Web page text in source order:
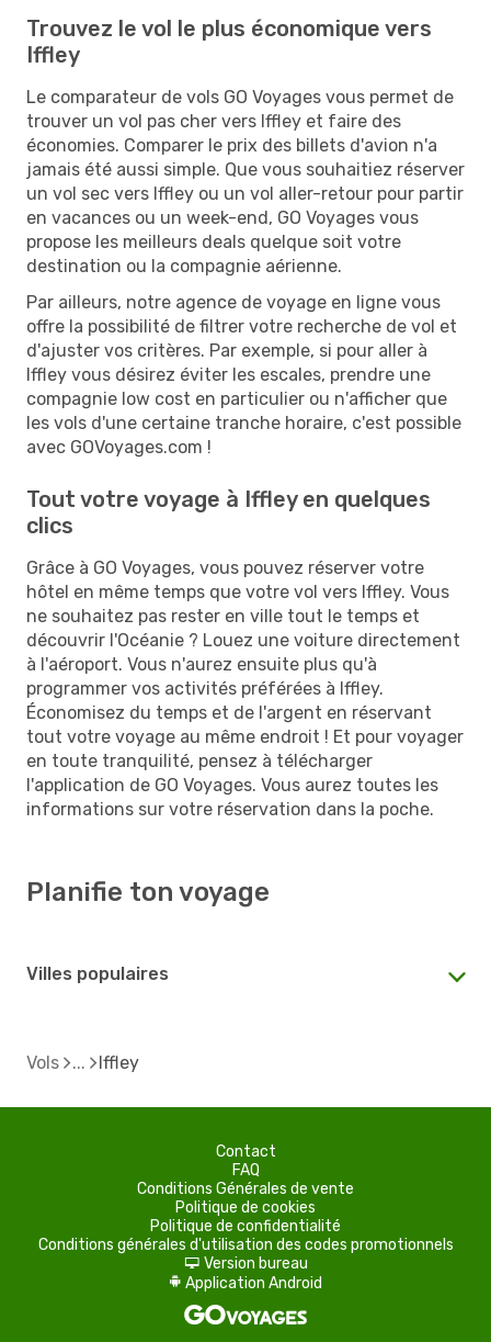
Trouvez le vol le plus économique vers
Iffley
Le comparateur de vols GO Voyages vous permet de
trouver un vol pas cher vers Iffley et faire des
économies. Comparer le prix des billets d'avion n'a
jamais été aussi simple. Que vous souhaitiez réserver
un vol sec vers Iffley ou un vol aller-retour pour partir
en vacances ou un week-end, GO Voyages vous
propose les meilleurs deals quelque soit votre
destination ou la compagnie aérienne.
Par ailleurs, notre agence de voyage en ligne vous
offre la possibilité de filtrer votre recherche de vol et
d'ajuster vos critères. Par exemple, si pour aller à
Iffley vous désirez éviter les escales, prendre une
compagnie low cost en particulier ou n'afficher que
les vols d'une certaine tranche horaire, c'est possible
avec GOVoyages.com !
Tout votre voyage à Iffley en quelques
clics
Grâce à GO Voyages, vous pouvez réserver votre
hôtel en même temps que votre vol vers Iffley. Vous
ne souhaitez pas rester en ville tout le temps et
découvrir l'Océanie ? Louez une voiture directement
à l'aéroport. Vous n'aurez ensuite plus qu'à
programmer vos activités préférées à Iffley.
Économisez du temps et de l'argent en réservant
tout votre voyage au même endroit ! Et pour voyager
en toute tranquilité, pensez à télécharger
l'application de GO Voyages. Vous aurez toutes les
informations sur votre réservation dans la poche.
Planifie ton voyage
Villes populaires
Vols Iffley
Contact
FAQ
Conditions Générales de vente
Politique de cookies
Politique de confidentialité
Conditions générales d'utilisation des codes promotionnels
d Version bureau
A Application Android